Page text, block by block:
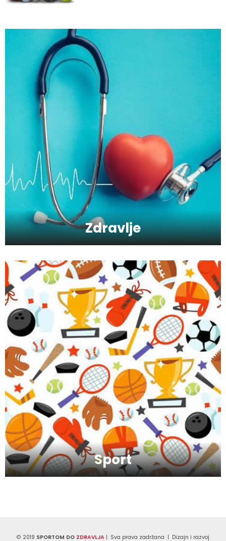
Kako da ostanete fit - vežbajte kod kuće
Zbog čega je zumba sve popularnija?
Mitovi o zdravoj hrani
Skijanje pa plivanje, idealne aktivnosti na
raspustu u Sloveniji
Ishrana profesionalnih sportista
Kako da oporavimo kožu nakon zime?
Koliko je šećer (ne)zdrav?
Saveti za jutranji trening
Zdravlje
Sport
© 2019 SPORTOM DO ZDRAVLJA | Sva prava zadržana | Dizajn i razvoj